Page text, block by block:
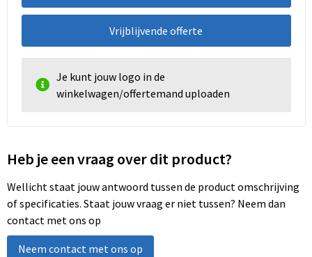
Vrijblijvende offerte
Je kunt jouw logo in de
winkelwagen/offertemand uploaden
Heb je een vraag over dit product?
Wellicht staat jouw antwoord tussen de product omschrijving
of specificaties. Staat jouw vraag er niet tussen? Neem dan
contact met ons op
Neem contact met ons op